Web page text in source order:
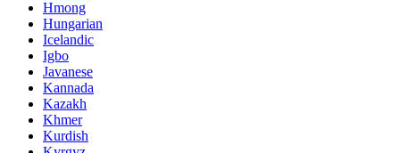
Hmong
Hungarian
Icelandic
Igbo
Javanese
Kannada
Kazakh
Khmer
Kurdish